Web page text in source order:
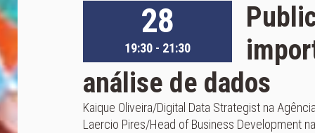
28
19:30 - 21:30
análise de dados
Kaique Oliveira/Digital Data Strategist na
Laercio Pires/Head of Business Development